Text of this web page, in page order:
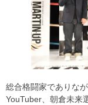
総合格闘家でありな
YouTuber、朝倉未来